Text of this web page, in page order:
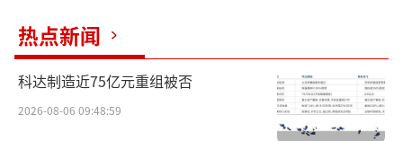
热点新闻
科达制造近75亿元重组被否
2026-08-06 09:48:59